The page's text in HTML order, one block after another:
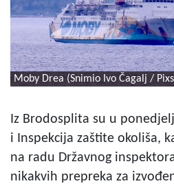
Moby Drea (Snimio Ivo Čagalj /
Iz Brodosplita su u
i Inspekcija zaštite okoliša,
na radu Državnog
nikakvih prepreka za